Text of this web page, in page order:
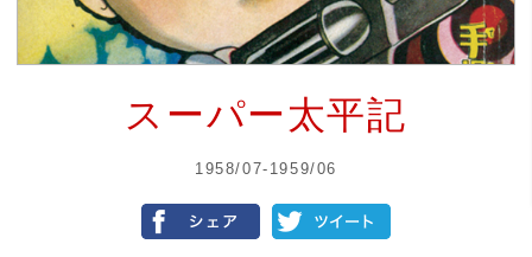
スーパー太平記
1958/07-1959/06